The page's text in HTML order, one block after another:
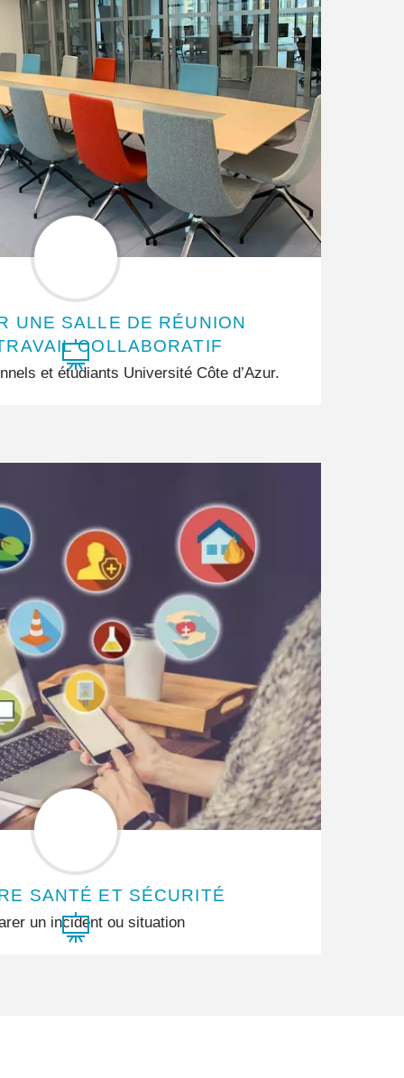
UNE SALLE DE RÉUNION
COLLABORATIF
et étudiants Université Côte d’Azur.
SANTÉ ET SÉCURITÉ
un incident ou situation